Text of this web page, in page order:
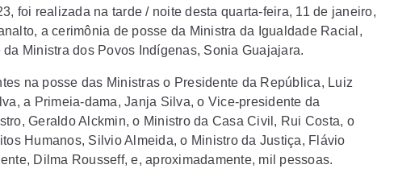
foi realizada na tarde / noite desta quarta-feira, 11 de janeiro,
a cerimônia de posse da Ministra da Igualdade Racial,
Ministra dos Povos Indígenas, Sonia Guajajara.
na posse das Ministras o Presidente da República, Luiz
a Primeia-dama, Janja Silva, o Vice-presidente da
Geraldo Alckmin, o Ministro da Casa Civil, Rui Costa, o
Humanos, Silvio Almeida, o Ministro da Justiça, Flávio
Dilma Rousseff, e, aproximadamente, mil pessoas.